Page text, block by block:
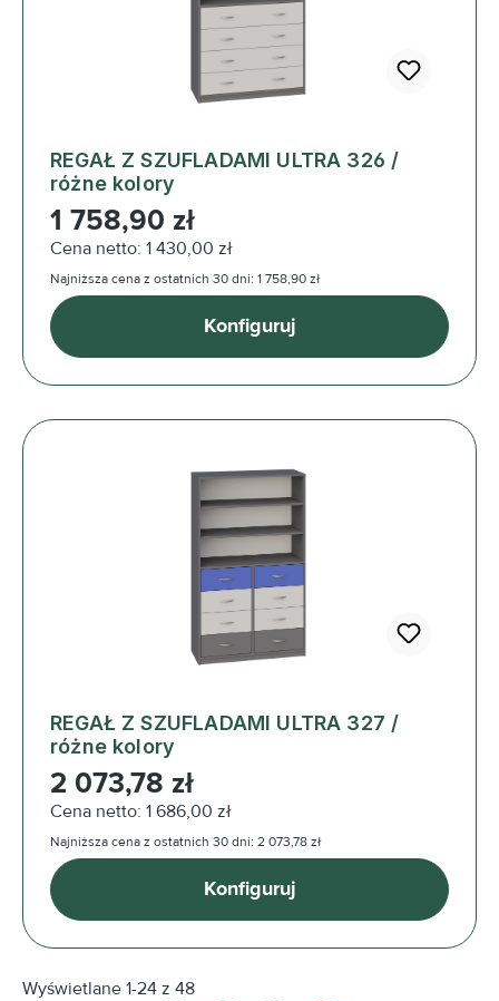
REGAŁ Z SZUFLADAMI ULTRA 326 /
różne kolory
Cena regularna:
1 758,90 zł
Cena netto: 1 430,00 zł
Najniższa cena z ostatnich 30 dni: 1 758,90 zł
Konfiguruj
REGAŁ Z SZUFLADAMI ULTRA 327 /
różne kolory
Cena regularna:
2 073,78 zł
Cena netto: 1 686,00 zł
Najniższa cena z ostatnich 30 dni: 2 073,78 zł
Konfiguruj
Wyświetlane 1-24 z 48